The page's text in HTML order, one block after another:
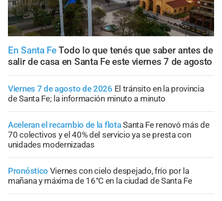
En Santa FeTodo lo que tenés que saber antes de
salir de casa en Santa Fe este viernes 7 de agosto
Viernes 7 de agosto de 2026 El tránsito en la provincia
de Santa Fe; la información minuto a minuto
Aceleran el recambio de la flotaSanta Fe renovó más de
70 colectivos y el 40% del servicio ya se presta con
unidades modernizadas
Pronóstico Viernes con cielo despejado, frío por la
mañana y máxima de 16°C en la ciudad de Santa Fe